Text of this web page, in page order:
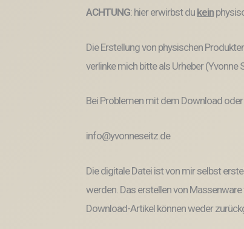
ACHTUNG: hier erwirbst du kein
Die Erstellung von physischen
verlinke mich bitte als Urheber
Bei Problemen mit dem Download
info@yvonneseitz.de
Die digitale Datei ist von mir selbst
werden. Das erstellen von
Download-Artikel können weder